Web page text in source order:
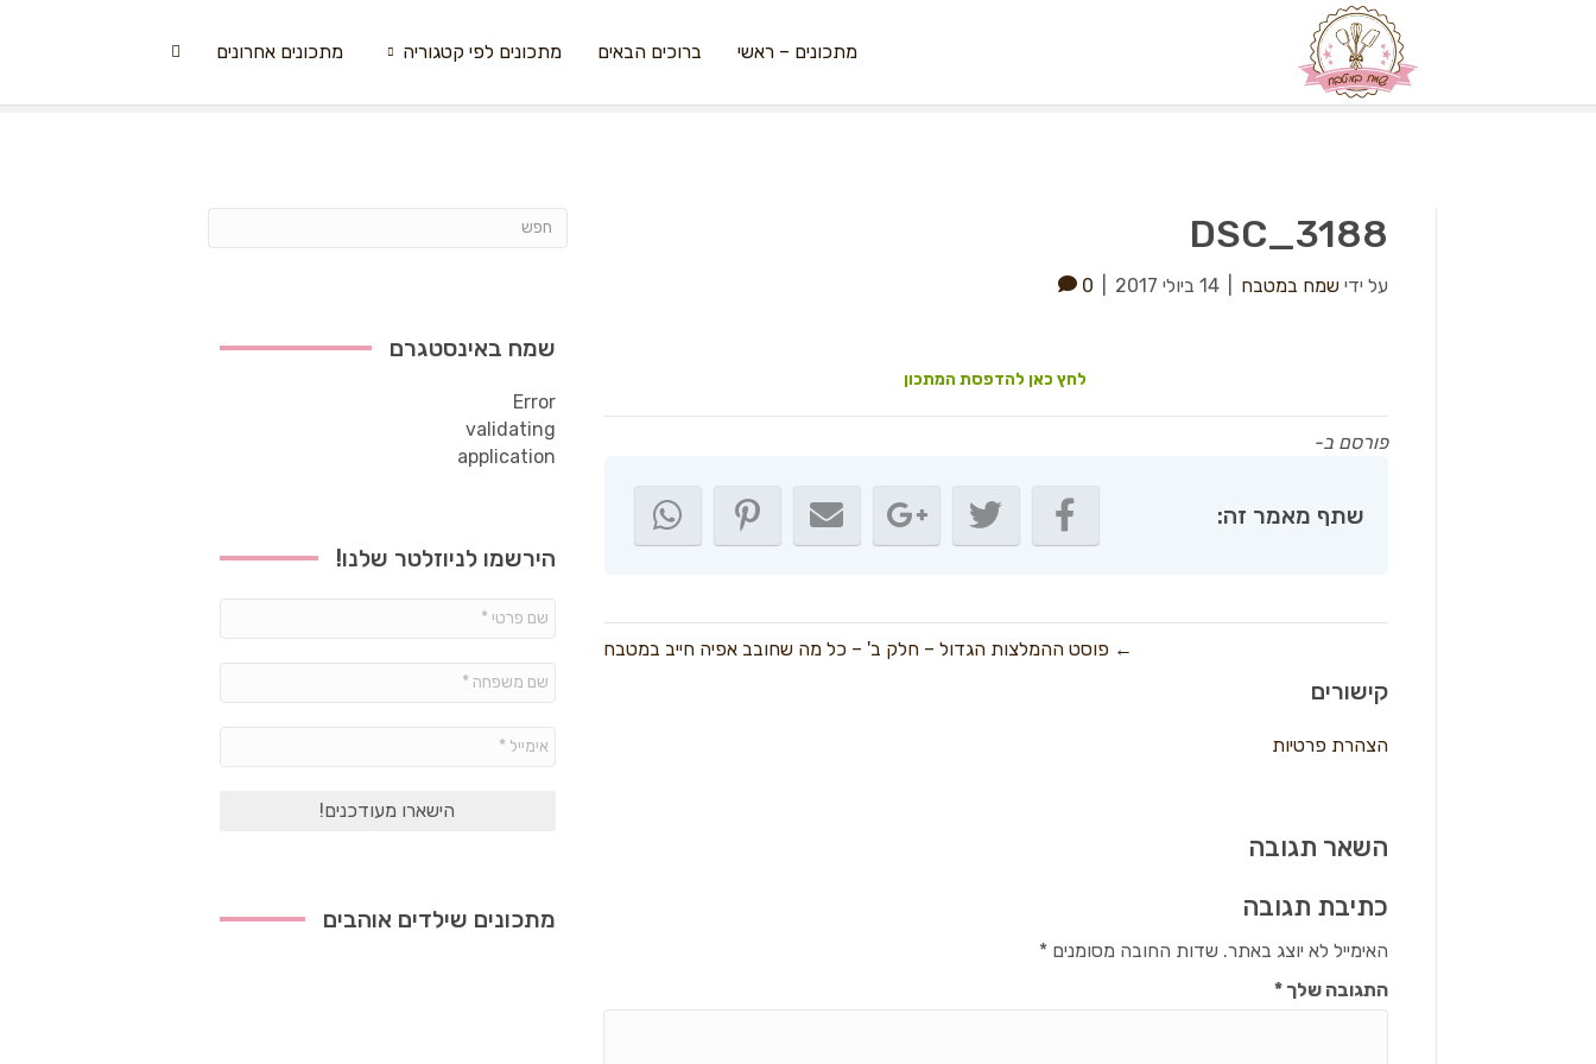
מתכונים – ראשי ברוכים הבאים מתכונים לפי קטגוריה מתכונים אחרונים
DSC_3188
על ידי שמח במטבח 14 ביולי 2017 0
לחץ כאן להדפסת המתכון
פורסם ב-
שתף מאמר זה:
← פוסט ההמלצות הגדול – חלק ב' – כל מה שחובב אפיה חייב במטבח
קישורים
הצהרת פרטיות
השאר תגובה
כתיבת תגובה
האימייל לא יוצג באתר. שדות החובה מסומנים*
התגובה שלך*
שמח באינסטגרם
Error
validating
application
הירשמו לניוזלטר שלנו!
פרטי
משפחה
*
מתכונים שילדים אוהבים